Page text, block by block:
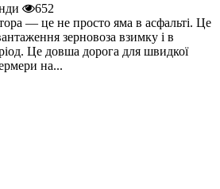
652
— це не просто яма в асфальті. Це
зерновоза взимку і в
Це довша дорога для швидкої
на...